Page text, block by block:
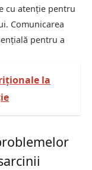
cu atenție pentru
Comunicarea
pentru a
la